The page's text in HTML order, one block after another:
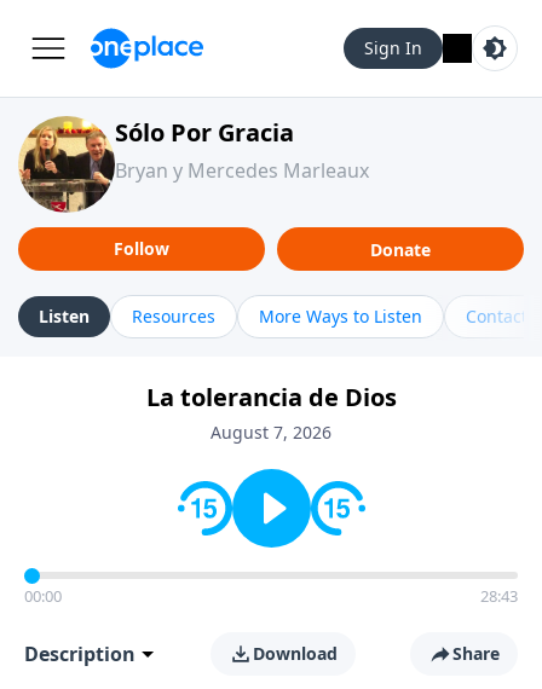
Sign In
Sólo Por Gracia
Bryan y Mercedes Marleaux
Follow Donate
Listen Resources More Ways to Listen Contact
La tolerancia de Dios
August 7, 2026
00:00 28:43
Description Download Share